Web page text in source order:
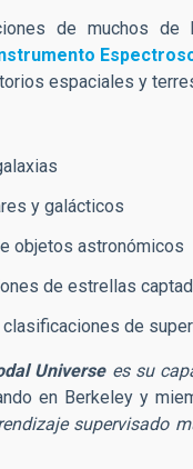
de muchos
espaciales y
y galácticos
objetos astronómicos
de estrellas
de
Universe es su
en Berkeley y
supervisado